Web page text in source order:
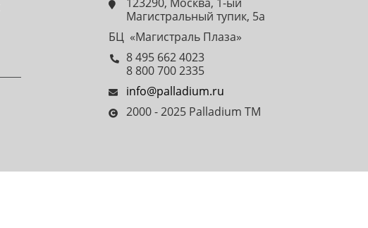
Магистральный тупик, 5а
БЦ «Магистраль Плаза»
8 495 662 4023
8 800 700 2335
info@palladium.ru
2000 - 2025 Palladium TM